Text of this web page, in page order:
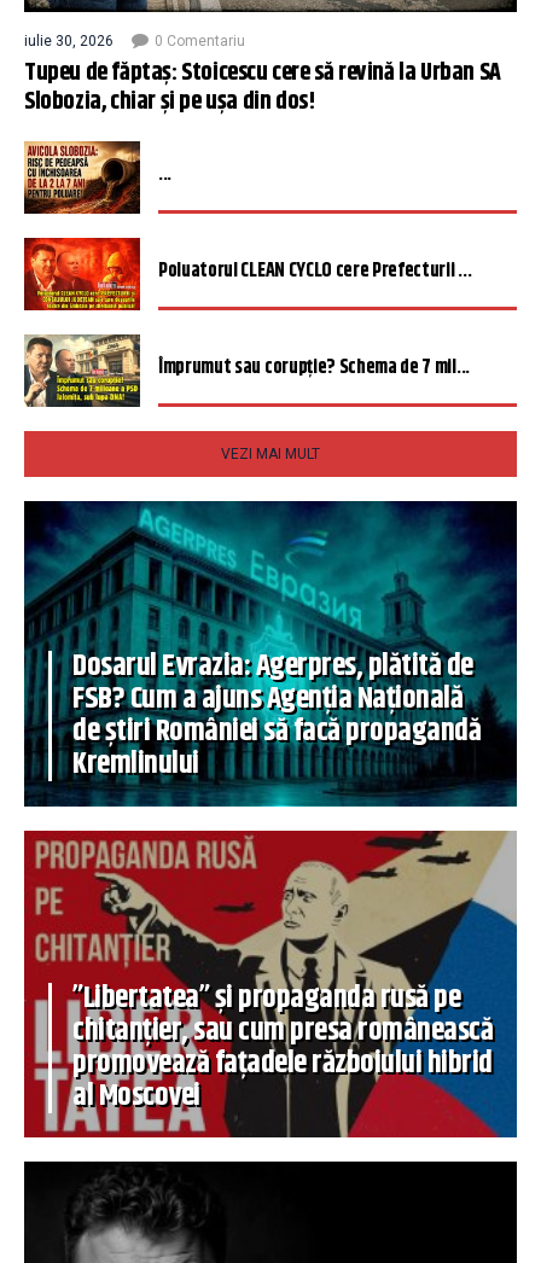
iulie 30, 2026 0 Comentariu
Tupeu de făptaș: Stoicescu cere să revină la Urban SA
Slobozia, chiar și pe ușa din dos!
...
Poluatorul CLEAN CYCLO cere Prefecturii ...
Împrumut sau corupție? Schema de 7 mil...
VEZI MAI MULT
Dosarul Evrazia: Agerpres, plătită de
FSB? Cum a ajuns Agenția Națională
de știri României să facă propagandă
Kremlinului
”Libertatea” și propaganda rusă pe
chitanțier, sau cum presa românească
promovează fațadele războiului hibrid
al Moscovei